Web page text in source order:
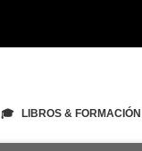
🎓 LIBROS & FORMACIÓN